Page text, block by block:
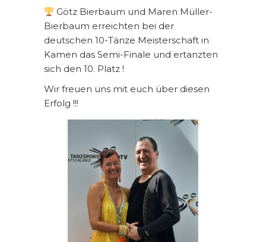
Götz Bierbaum und Maren Müller-
Bierbaum erreichten bei der
deutschen 10-Tänze Meisterschaft in
Kamen das Semi-Finale und ertanzten
sich den 10. Platz !
Wir freuen uns mit euch über diesen
Erfolg !!!